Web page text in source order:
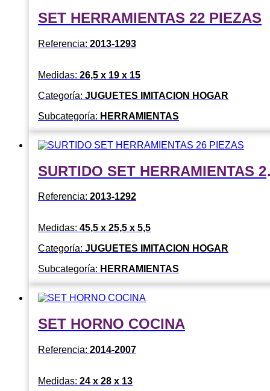
SET HERRAMIENTAS 22 PIEZAS
Referencia: 2013-1293
Medidas: 26,5 x 19 x 15
Categoría: JUGUETES IMITACION HOGAR
Subcategoría: HERRAMIENTAS
Referencia: 2013-1292
Medidas: 45,5 x 25,5 x 5,5
Categoría: JUGUETES IMITACION HOGAR
Subcategoría: HERRAMIENTAS
SET HORNO COCINA
Referencia: 2014-2007
Medidas: 24 x 28 x 13